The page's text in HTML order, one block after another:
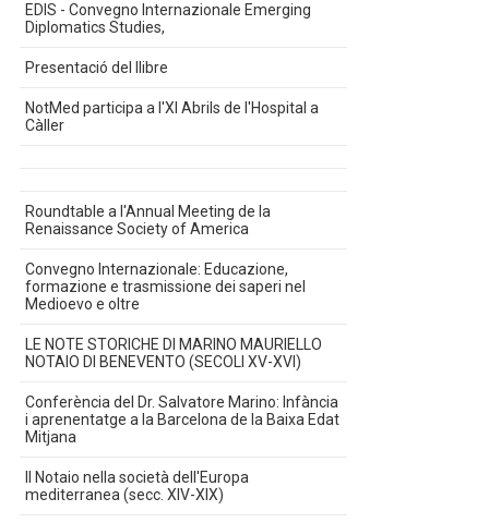
EDIS - Convegno Internazionale Emerging
Diplomatics Studies,
Presentació del llibre
NotMed participa a l'XI Abrils de l'Hospital a
Càller
Roundtable a l'Annual Meeting de la
Renaissance Society of America
Convegno Internazionale: Educazione,
formazione e trasmissione dei saperi nel
Medioevo e oltre
LE NOTE STORICHE DI MARINO MAURIELLO
NOTAIO DI BENEVENTO (SECOLI XV-XVI)
Conferència del Dr. Salvatore Marino: Infància
i aprenentatge a la Barcelona de la Baixa Edat
Mitjana
Il Notaio nella società dell'Europa
mediterranea (secc. XIV-XIX)